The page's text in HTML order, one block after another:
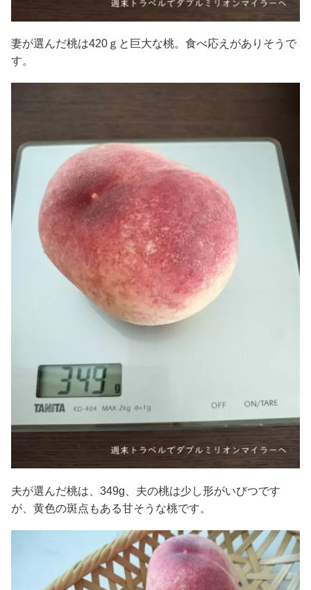
妻が選んだ桃は420ｇと巨大な桃。食べ応えがありそうで
す。
夫が選んだ桃は、349g、夫の桃は少し形がいびつです
が、黄色の斑点もある甘そうな桃です。